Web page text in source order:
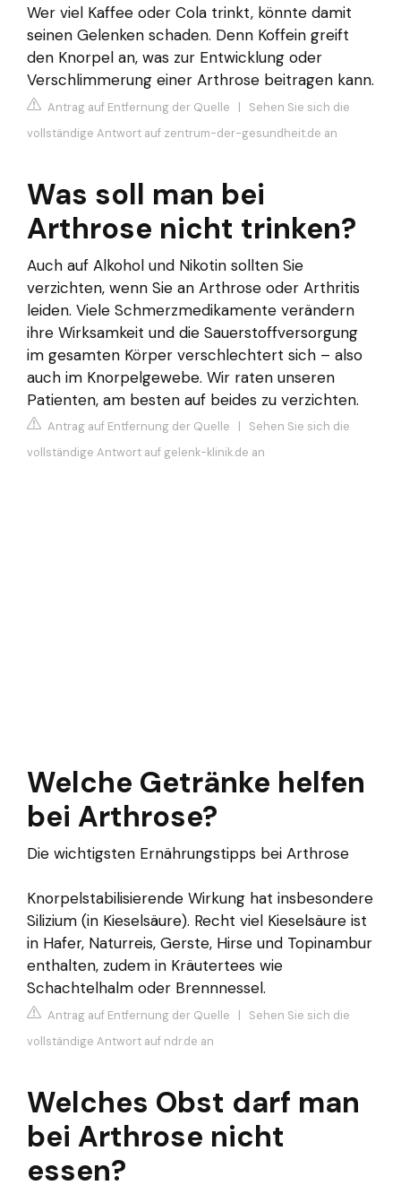
Wer viel Kaffee oder Cola trinkt, könnte damit
seinen Gelenken schaden. Denn Koffein greift
den Knorpel an, was zur Entwicklung oder
Verschlimmerung einer Arthrose beitragen kann.
Antrag auf Entfernung der Quelle | Sehen Sie sich die
vollständige Antwort auf zentrum-der-gesundheit.de an
Was soll man bei
Arthrose nicht trinken?
Auch auf Alkohol und Nikotin sollten Sie
verzichten, wenn Sie an Arthrose oder Arthritis
leiden. Viele Schmerzmedikamente verändern
ihre Wirksamkeit und die Sauerstoffversorgung
im gesamten Körper verschlechtert sich – also
auch im Knorpelgewebe. Wir raten unseren
Patienten, am besten auf beides zu verzichten.
Antrag auf Entfernung der Quelle | Sehen Sie sich die
vollständige Antwort auf gelenk-klinik.de an
Welche Getränke helfen
bei Arthrose?
Die wichtigsten Ernährungstipps bei Arthrose
Knorpelstabilisierende Wirkung hat insbesondere
Silizium (in Kieselsäure). Recht viel Kieselsäure ist
in Hafer, Naturreis, Gerste, Hirse und Topinambur
enthalten, zudem in Kräutertees wie
Schachtelhalm oder Brennnessel.
Antrag auf Entfernung der Quelle | Sehen Sie sich die
vollständige Antwort auf ndr.de an
Welches Obst darf man
bei Arthrose nicht
essen?